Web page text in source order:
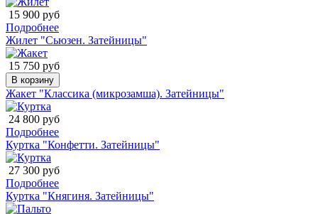
15 900 руб
Подробнее
Жилет "Сьюзен. Затейницы"
15 750 руб
В корзину
Жакет "Классика (микрозамша). Затейницы"
24 800 руб
Подробнее
Куртка "Конфетти. Затейницы"
27 300 руб
Подробнее
Куртка "Княгиня. Затейницы"